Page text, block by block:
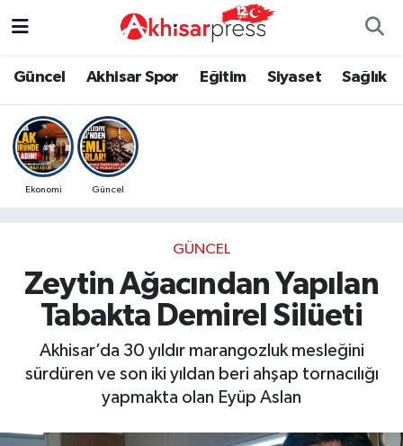
Güncel Akhisar Spor Eğitim Siyaset Sağlık
Ekonomi Güncel
GÜNCEL
Zeytin Ağacından Yapılan
Tabakta Demirel Silüeti
Akhisar’da 30 yıldır marangozluk mesleğini
sürdüren ve son iki yıldan beri ahşap tornacılığı
yapmakta olan Eyüp Aslan
Güncel
Akhisar Spor
Eğitim
Ekonomi
Tarım-Gıda
Magazin
Magazin
Kültür-Sanat
Duyurular
Röportaj
Dünya
Kadın
Güncel
Eğitim
Siyaset
Ekonomi
Magazin
Duyurular
Manisa Nöbetçi Eczaneler
Manisa Hava Durumu
Manisa Namaz Vakitleri
Süper Lig Puan Durumu ve Fikstür
Tüm Manşetler
Son Dakika Haberleri